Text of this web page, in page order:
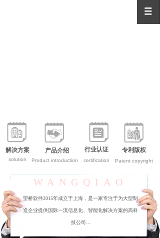
行业认证
certification
专利版权
Patent copyright
产品介绍
Product introduction
解决方案
solution
WANGQIAO
望桥软件2015年成立于上海， 是一家专注于为大型制
造企业提供国际一流信息化、智能化解决方案的高科
技公司